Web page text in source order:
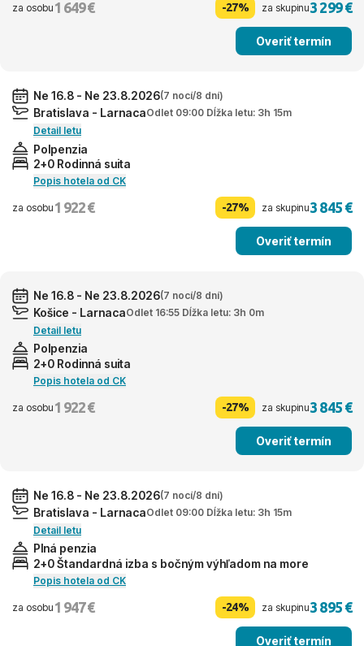
za osobu 1 649 € -27% za skupinu3 299 €
Overiť termín
Ne 16.8 - Ne 23.8.2026(7 nocí/8 dní)
Bratislava - LarnacaOdlet 09:00 Dĺžka letu: 3h 15m
Detail letu
Polpenzia
2+0 Rodinná suita
Popis hotela od CK
za osobu 1 922 € -27% za skupinu3 845 €
Overiť termín
Ne 16.8 - Ne 23.8.2026(7 nocí/8 dní)
Košice - LarnacaOdlet 16:55 Dĺžka letu: 3h 0m
Detail letu
Polpenzia
2+0 Rodinná suita
Popis hotela od CK
za osobu 1 922 € -27% za skupinu3 845 €
Overiť termín
Ne 16.8 - Ne 23.8.2026(7 nocí/8 dní)
Bratislava - LarnacaOdlet 09:00 Dĺžka letu: 3h 15m
Detail letu
Plná penzia
2+0 Štandardná izba s bočným výhľadom na more
Popis hotela od CK
za osobu 1 947 € -24% za skupinu3 895 €
Overiť termín